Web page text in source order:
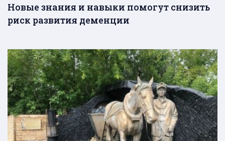
Новые знания и навыки помогут снизить
риск развития деменции